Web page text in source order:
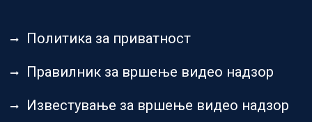
Политика за приватност
Правилник за вршење видео надзор
Известување за вршење видео надзор